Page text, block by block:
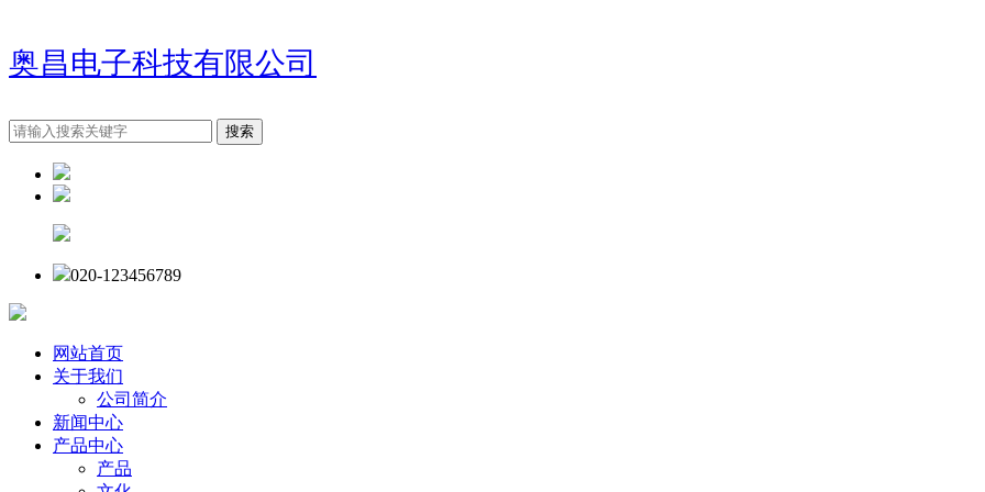
奥昌电子科技有限公司
020-123456789
网站首页
关于我们
公司简介
新闻中心
产品中心
产品